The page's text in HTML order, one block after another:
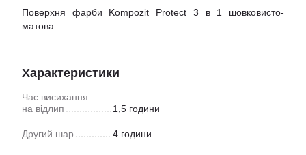
Поверхня фарби Kompozit Protect 3 в 1 шовковисто-
матова
Характеристики
Час висихання
на відлип
1,5 години
Другий шар 4 години